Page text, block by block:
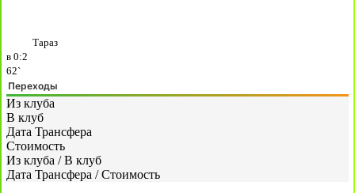
Тараз
в 0:2
62`
Переходы
Из клуба
В клуб
Дата Трансфера
Стоимость
Из клуба / В клуб
Дата Трансфера / Стоимость